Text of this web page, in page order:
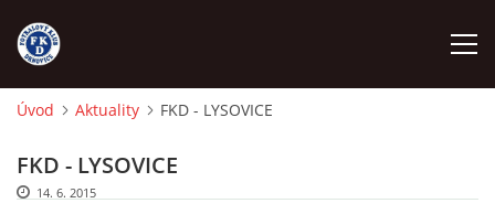
NÁBOR
Úvod Aktuality FKD - LYSOVICE
FKD - LYSOVICE
14. 6. 2015